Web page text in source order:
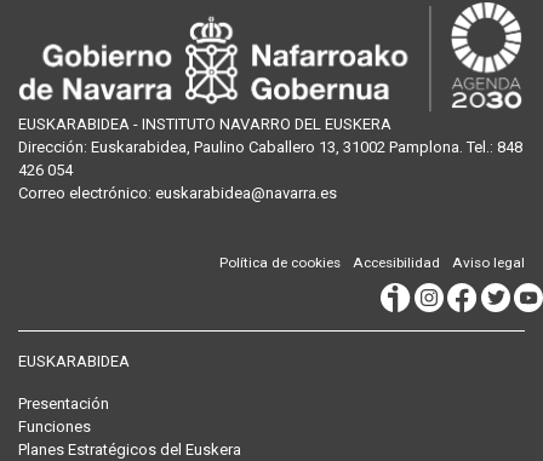
EUSKARABIDEA - INSTITUTO NAVARRO DEL EUSKERA
Dirección: Euskarabidea, Paulino Caballero 13, 31002 Pamplona . Tel.: 848
426 054
Correo electrónico: euskarabidea@navarra.es
Aviso legal
Accesibilidad
Política de cookies
EUSKARABIDEA
Presentación
Funciones
Planes Estratégicos del Euskera